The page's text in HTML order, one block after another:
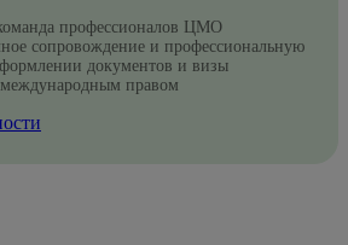
профессионалов ЦМО
сопровождение и профессиональную
документов и визы
международным правом